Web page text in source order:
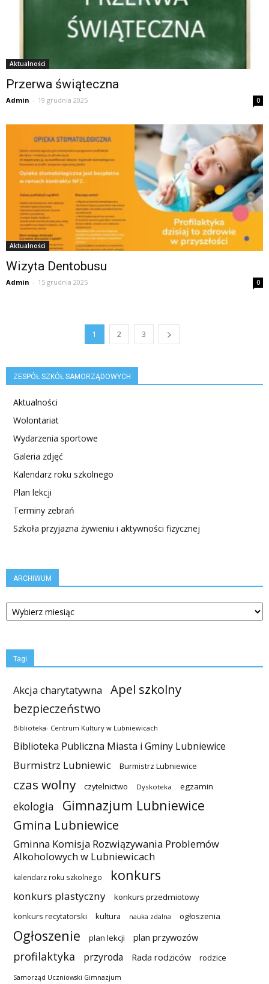
Aktualności
Przerwa świąteczna
Admin - 19 grudnia 2025 0
Aktualności
Wizyta Dentobusu
Admin - 15 grudnia 2025 0
1 2 3
ZESPÓŁ SZKÓŁ SAMORZĄDOWYCH
Aktualności
Wolontariat
Wydarzenia sportowe
Galeria zdjęć
Kalendarz roku szkolnego
Plan lekcji
Terminy zebrań
Szkoła przyjazna żywieniu i aktywności fizycznej
ARCHIWUM
ARCHIWUM
Tagi
Akcja charytatywna Apel szkolny
bezpieczeństwo
Biblioteka- Centrum Kultury w Lubniewicach
Biblioteka Publiczna Miasta i Gminy Lubniewice
Burmistrz Lubniewic Burmistrz Lubniewice
czas wolny czytelnictwo Dyskoteka egzamin
ekologia Gimnazjum Lubniewice
Gmina Lubniewice
Gminna Komisja Rozwiązywania Problemów
Alkoholowych w Lubniewicach
kalendarz roku szkolnego konkurs
konkurs plastyczny
konkurs przedmiotowy
konkurs recytatorski
kultura nauka zdalna ogłoszenia
Ogłoszenie plan lekcji plan przywozów
profilaktyka przyroda Rada rodziców rodzice
Samorząd Uczniowski Gimnazjum